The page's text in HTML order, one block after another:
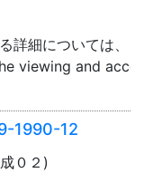
詳細については、「
viewing and
1990-12
０２)